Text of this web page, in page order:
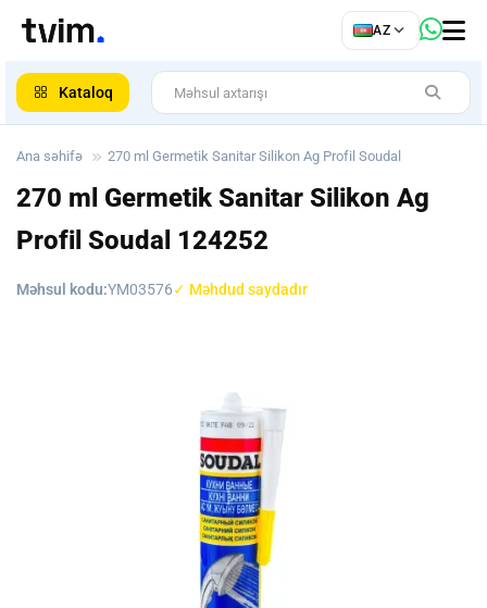
AZ
Kataloq
Ana səhifə 270 ml Germetik Sanitar Silikon Ag Profil Soudal
270 ml Germetik Sanitar Silikon Ag
Profil Soudal 124252
Məhsul kodu:YM03576✓ Məhdud saydadır